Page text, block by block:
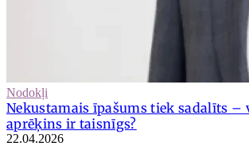
Nodokļi
Nekustamais īpašums tiek sadalīts –
aprēķins ir taisnīgs?
22.04.2026